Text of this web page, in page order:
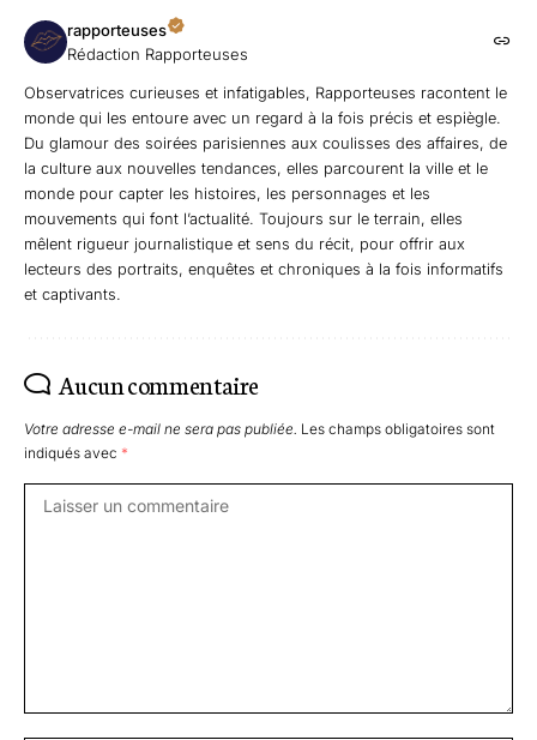
rapporteuses
Rédaction Rapporteuses
Observatrices curieuses et infatigables, Rapporteuses racontent le
monde qui les entoure avec un regard à la fois précis et espiègle.
Du glamour des soirées parisiennes aux coulisses des affaires, de
la culture aux nouvelles tendances, elles parcourent la ville et le
monde pour capter les histoires, les personnages et les
mouvements qui font l’actualité. Toujours sur le terrain, elles
mêlent rigueur journalistique et sens du récit, pour offrir aux
lecteurs des portraits, enquêtes et chroniques à la fois informatifs
et captivants.
Aucun commentaire
Votre adresse e-mail ne sera pas publiée. Les champs obligatoires sont
indiqués avec *